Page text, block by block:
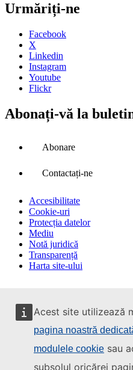
Acest site utilizează
pagina noastră
modulele cookie sau
subsolul oricărei
Urmăriți-ne
Facebook
X
Linkedin
Instagram
Youtube
Flickr
Abonați-vă la
Abonare
Contactați-ne
Accesibilitate
Cookie-uri
Protecția datelor
Mediu
Notă juridică
Transparență
Harta site-ului